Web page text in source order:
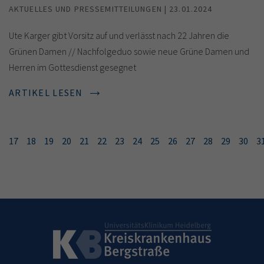
AKTUELLES UND PRESSEMITTEILUNGEN | 23.01.2024
Ute Karger gibt Vorsitz auf und verlässt nach 22 Jahren die
Grünen Damen // Nachfolgeduo sowie neue Grüne Damen und
Herren im Gottesdienst gesegnet
ARTIKEL LESEN
17 18 19 20 21 22 23 24 25 26 27 28 29 30